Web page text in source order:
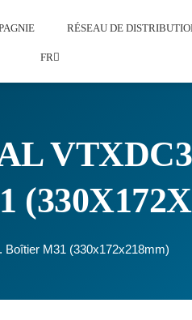
RÉSEAU DE
FR
Boîtier M31 (330x172x218mm)